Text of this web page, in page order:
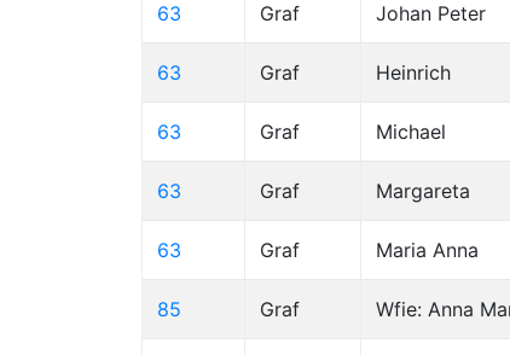
63 Graf Johan Peter
63 Graf Heinrich
63 Graf Michael
63 Graf Margareta
63 Graf Maria Anna
85 Graf Wfie: Anna